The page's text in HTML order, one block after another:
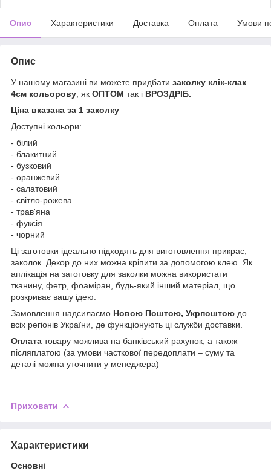
Опис Характеристики Доставка Оплата Умови
Опис
У нашому магазині ви можете придбати заколку клік-клак
4см кольорову , як ОПТОМ так і ВРОЗДРІБ.
Ціна вказана за 1 заколку
Доступні кольори:
- білий
- блакитний
- бузковий
- оранжевий
- салатовий
- світло-рожева
- трав'яна
- фуксія
- чорний
Ці заготовки ідеально підходять для виготовлення прикрас,
заколок. Декор до них можна кріпити за допомогою клею. Як
аплікація на заготовку для заколки можна використати
тканину, фетр, фоаміран, будь-який інший матеріал, що
розкриває вашу ідею.
Замовлення надсилаємо Новою Поштою, Укрпоштою до
всіх регіонів України, де функціонують ці служби доставки.
Оплата товару можлива на банківський рахунок, а також
післяплатою (за умови часткової передоплати – суму та
деталі можна уточнити у менеджера)
Приховати
Характеристики
Основні